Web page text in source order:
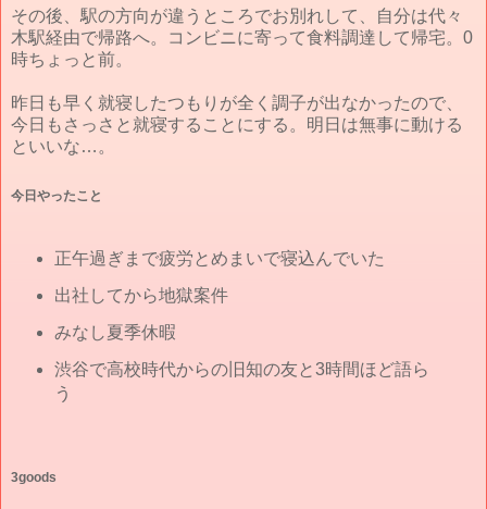
その後、駅の方向が違うところでお別れして、自分は代々
木駅経由で帰路へ。コンビニに寄って食料調達して帰宅。0
時ちょっと前。
昨日も早く就寝したつもりが全く調子が出なかったので、
今日もさっさと就寝することにする。明日は無事に動ける
といいな…。
今日やったこと
正午過ぎまで疲労とめまいで寝込んでいた
出社してから地獄案件
みなし夏季休暇
渋谷で高校時代からの旧知の友と3時間ほど語ら
う
3goods